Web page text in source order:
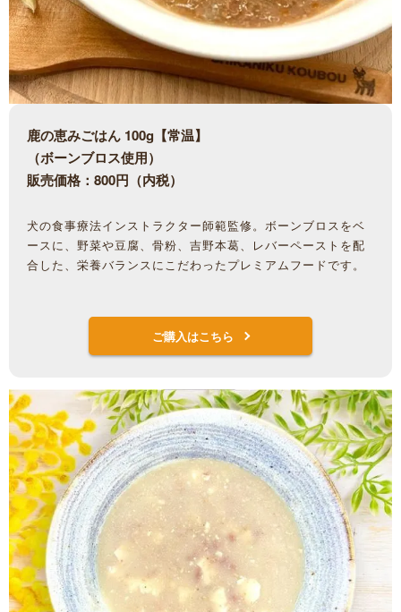
鹿の恵みごはん 100g【常温】
（ボーンブロス使用）
販売価格：800円（内税）
犬の食事療法インストラクター師範監修。ボーンブロスをベ
ースに、野菜や豆腐、骨粉、吉野本葛、レバーペーストを配
合した、栄養バランスにこだわったプレミアムフードです。
ご購入はこちら